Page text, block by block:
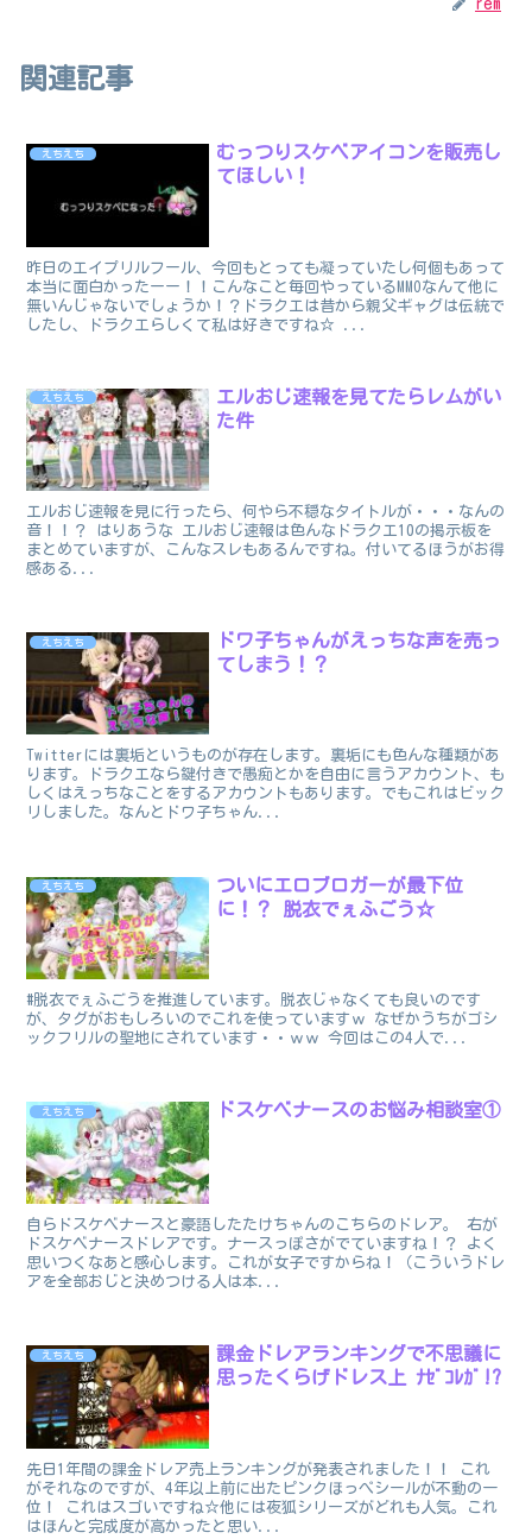
rem
関連記事
えちえち
むっつりスケベアイコンを販売し
てほしい！
昨日のエイプリルフール、今回もとっても凝っていたし何個もあって
本当に面白かったーー！！こんなこと毎回やっているMMOなんて他に
無いんじゃないでしょうか！？ドラクエは昔から親父ギャグは伝統で
したし、ドラクエらしくて私は好きですね☆ ...
えちえち
エルおじ速報を見てたらレムがい
た件
エルおじ速報を見に行ったら、何やら不穏なタイトルが・・・なんの
音！！？ はりあうな エルおじ速報は色んなドラクエ10の掲示板を
まとめていますが、こんなスレもあるんですね。付いてるほうがお得
感ある...
えちえち
ドワ子ちゃんがえっちな声を売っ
てしまう！？
Twitterには裏垢というものが存在します。裏垢にも色んな種類があ
ります。ドラクエなら鍵付きで愚痴とかを自由に言うアカウント、も
しくはえっちなことをするアカウントもあります。でもこれはビック
リしました。なんとドワ子ちゃん...
えちえち
ついにエロブロガーが最下位
に！？ 脱衣でぇふごう☆
#脱衣でぇふごうを推進しています。脱衣じゃなくても良いのです
が、タグがおもしろいのでこれを使っていますｗ なぜかうちがゴシ
ックフリルの聖地にされています・・ｗｗ 今回はこの4人で...
えちえち ドスケベナースのお悩み相談室①
自らドスケベナースと豪語したたけちゃんのこちらのドレア。 右が
ドスケベナースドレアです。ナースっぽさがでていますね！？ よく
思いつくなあと感心します。これが女子ですからね！（こういうドレ
アを全部おじと決めつける人は本...
えちえち
課金ドレアランキングで不思議に
思ったくらげドレス上 ﾅｾﾞｺﾚｶﾞ!?
先日1年間の課金ドレア売上ランキングが発表されました！！ これ
がそれなのですが、4年以上前に出たピンクほっぺシールが不動の一
位！ これはスゴいですね☆他には夜狐シリーズがどれも人気。これ
はほんと完成度が高かったと思い...